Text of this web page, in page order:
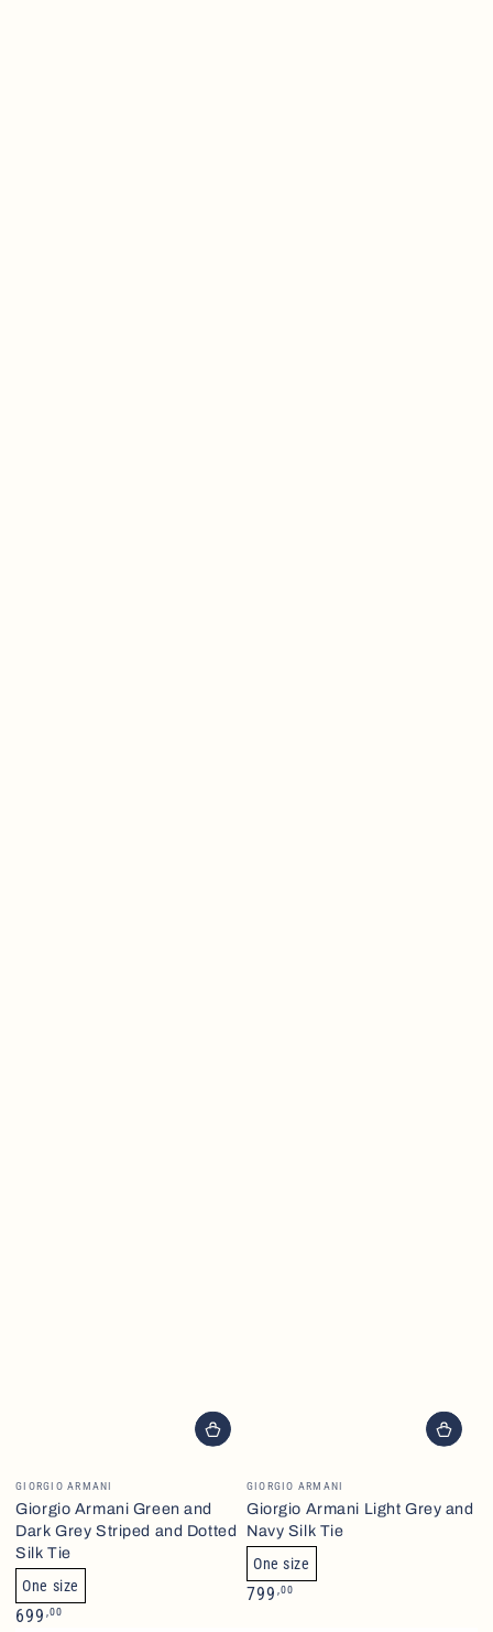
Brand
GIORGIO ARMANI
Giorgio Armani Green and
Dark Grey Striped and Dotted
Silk Tie
One size
Normalpris
699 ,00
Brand
GIORGIO ARMANI
Giorgio Armani Light Grey and
Navy Silk Tie
One size
Normalpris
799 ,00